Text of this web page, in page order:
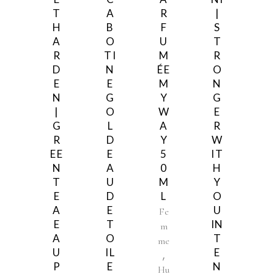
T
H
A
R
D
E
N
|
G
R
EE
N
T
E
A
E
A
U
P
A
B
O
TI
N
E
G
O
L
D
E
A
U
D
E
T
O
IL
E
R
F
U
M
ÉE
M
Y
W
A
Y
5
0
M
L
Fe
m
me
,
Hu
|
S
T
R
O
N
G
E
R
W
IT
H
Y
O
U
IN
T
E
N